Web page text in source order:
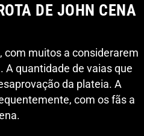
DE JOHN CENA
com muitos a considerarem
A quantidade de vaias que
da plateia. A
com os fãs a